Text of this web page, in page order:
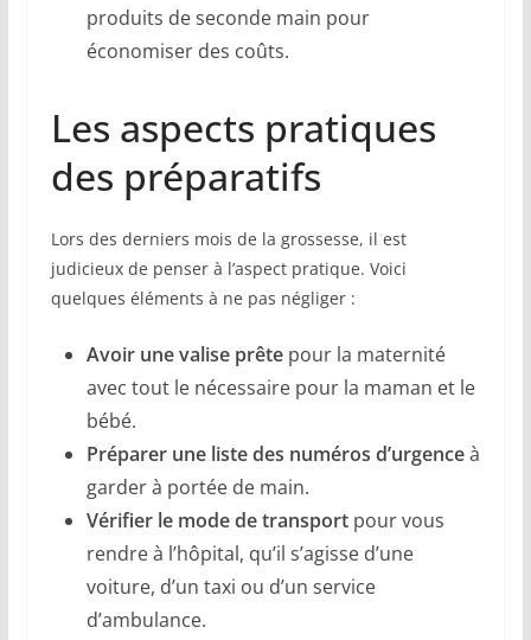
produits de seconde main pour
économiser des coûts.
Les aspects pratiques
des préparatifs
Lors des derniers mois de la grossesse, il est
judicieux de penser à l’aspect pratique. Voici
quelques éléments à ne pas négliger :
Avoir une valise prêtepour la maternité
avec tout le nécessaire pour la maman et le
bébé.
Préparer une liste des numéros d’urgenceà
garder à portée de main.
Vérifier le mode de transportpour vous
rendre à l’hôpital, qu’il s’agisse d’une
voiture, d’un taxi ou d’un service
d’ambulance.